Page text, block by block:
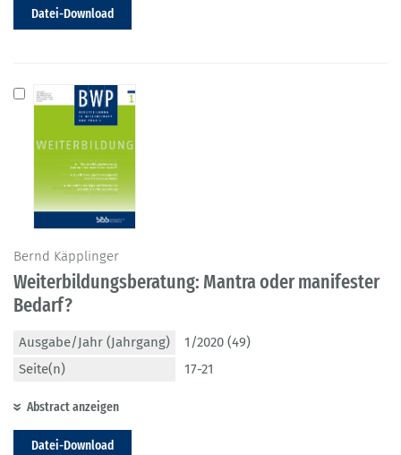
Datei-Download
Bernd Käpplinger
Weiterbildungsberatung: Mantra oder manifester
Bedarf?
Ausgabe/Jahr (Jahrgang)
1/2020 (49)
Seite(n)
17-21
Abstract anzeigen
Datei-Download